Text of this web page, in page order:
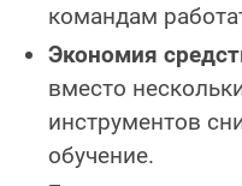
командам
Экономия
вместо
инструментов
обучение.